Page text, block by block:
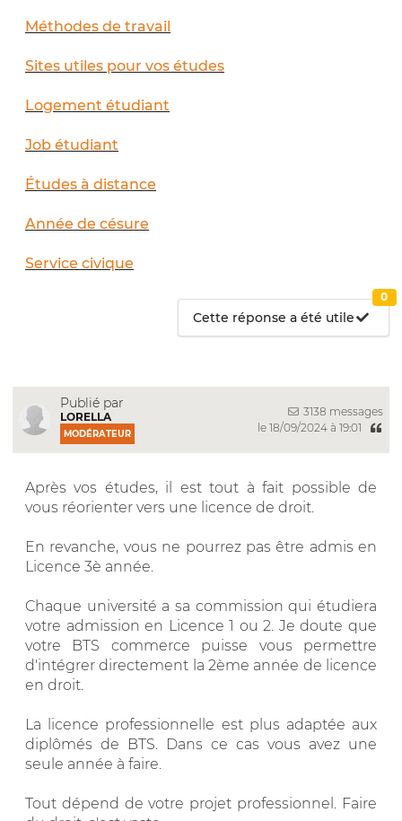
Méthodes de travail
Sites utiles pour vos études
Logement étudiant
Job étudiant
Études à distance
Année de césure
Service civique
Cette réponse a été utile
0
Publié par
LORELLA
MODÉRATEUR
3138 messages
le 18/09/2024 à 19:01
Après vos études, il est tout à fait possible de
vous réorienter vers une licence de droit.
En revanche, vous ne pourrez pas être admis en
Licence 3è année.
Chaque université a sa commission qui étudiera
votre admission en Licence 1 ou 2. Je doute que
votre BTS commerce puisse vous permettre
d'intégrer directement la 2ème année de licence
en droit.
La licence professionnelle est plus adaptée aux
diplômés de BTS. Dans ce cas vous avez une
seule année à faire.
Tout dépend de votre projet professionnel. Faire